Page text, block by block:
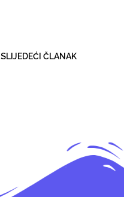
SLIJEDEĆI ČLANAK